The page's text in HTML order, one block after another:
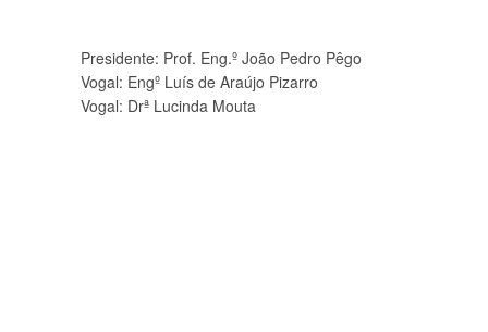
Presidente: Prof. Eng.º João Pedro Pêgo
Vogal: Engº Luís de Araújo Pizarro
Vogal: Drª Lucinda Mouta